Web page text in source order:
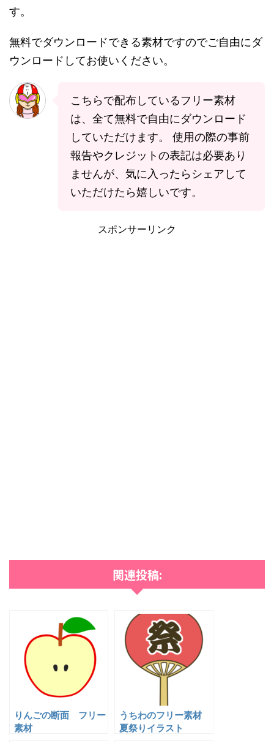
す。
無料でダウンロードできる素材ですのでご自由にダ
ウンロードしてお使いください。
こちらで配布しているフリー素材
は、全て無料で自由にダウンロード
していただけます。 使用の際の事前
報告やクレジットの表記は必要あり
ませんが、気に入ったらシェアして
いただけたら嬉しいです。
スポンサーリンク
関連投稿:
りんごの断面 フリー
素材
うちわのフリー素材
夏祭りイラスト